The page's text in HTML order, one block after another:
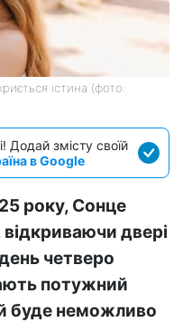
істина (фото:
Додай змісту своїй
в Google
року, Сонце
двері
четверо
потужний
буде неможливо